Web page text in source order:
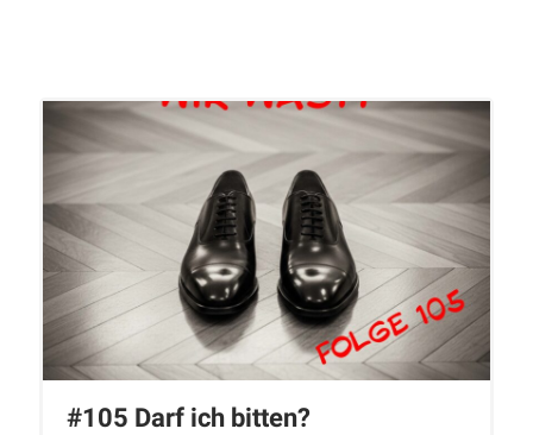
#105 Darf ich bitten?